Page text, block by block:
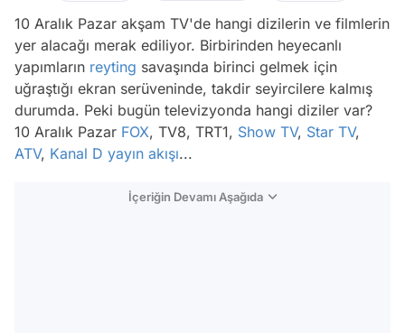
10 Aralık Pazar akşam TV'de hangi dizilerin ve filmlerin
yer alacağı merak ediliyor. Birbirinden heyecanlı
yapımların reyting savaşında birinci gelmek için
uğraştığı ekran serüveninde, takdir seyircilere kalmış
durumda. Peki bugün televizyonda hangi diziler var?
10 Aralık Pazar FOX, TV8, TRT1, Show TV, Star TV,
ATV, Kanal D yayın akışı...
İçeriğin Devamı Aşağıda